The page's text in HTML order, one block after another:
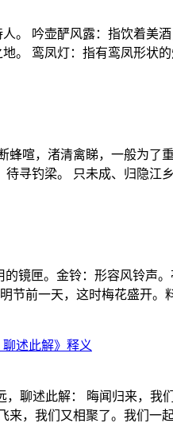
。 吟壶酽风露：指饮着
。 鸾凤灯：指有鸾凤形
喧，渚清禽睇，一般为
寻钓梁。 只未成、归隐
镜匣。金铃：形容风铃
节前一天，这时梅花盛开
述此解》释义
聊述此解： 晦闻归来，
，我们又相聚了。我们